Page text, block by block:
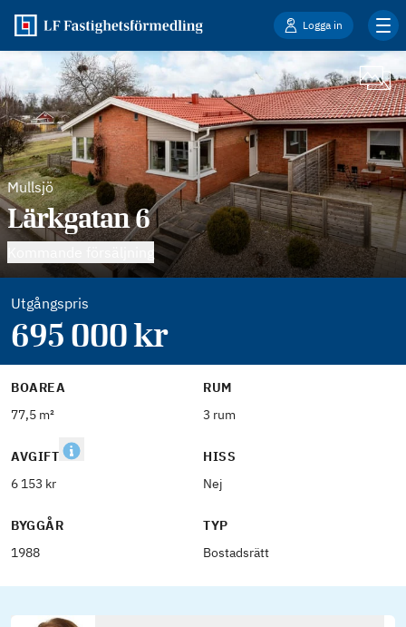
Logga in
Mullsjö
Lärkgatan 6
Utgångspris
695 000kr
BOAREA
77,5 m²
RUM
3 rum
AVGIFT
6 153 kr
HISS
Nej
BYGGÅR
1988
TYP
Bostadsrätt